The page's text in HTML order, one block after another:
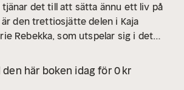
det till att sätta ännu ett liv på
är den trettiosjätte delen i Kaja
Rebekka, som utspelar sig i det
förlust, svartsjuka och dramatik
redan vunnit läsarnas hjärtan
den här boken idag för 0 kr